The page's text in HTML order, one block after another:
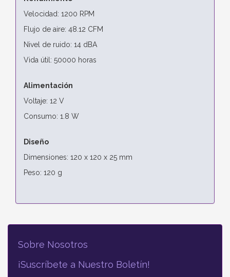
Velocidad: 1200 RPM
Flujo de aire: 48.12 CFM
Nivel de ruido: 14 dBA
Vida útil: 50000 horas
Alimentación
Voltaje: 12 V
Consumo: 1.8 W
Diseño
Dimensiones: 120 x 120 x 25 mm
Peso: 120 g
Sobre Nosotros
¡Suscríbete a Nuestro Boletín!